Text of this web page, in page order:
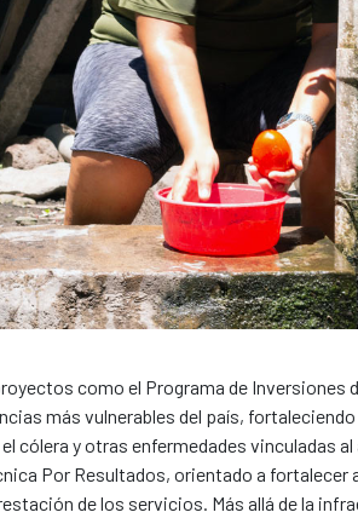
como el Programa de Inversiones
más vulnerables del país,
cólera y otras enfermedades vinculadas
Por Resultados, orientado a
de los servicios. Más allá de la